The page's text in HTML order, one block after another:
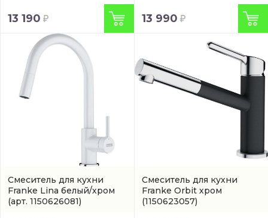
13 190 13 990
Смеситель для кухни
Franke Lina белый/хром
(арт. 1150626081)
Смеситель для кухни
Franke Orbit хром
(1150623057)